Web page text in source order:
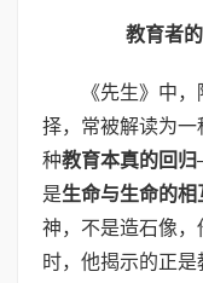
教育者
《先生》中
择，常被解读为一
种教育本真的回归
是生命与生命的相
神，不是造石像，
时，他揭示的正是